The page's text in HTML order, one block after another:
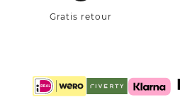
Gratis retour